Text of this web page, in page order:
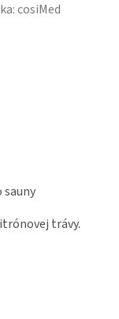
cosiMed
sauny
trávy.